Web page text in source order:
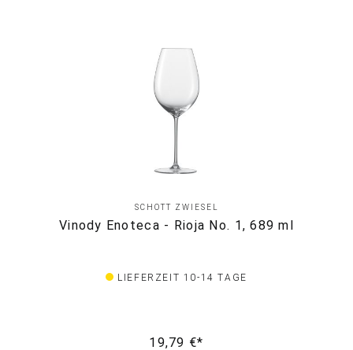
SCHOTT ZWIESEL
Vinody Enoteca - Rioja No. 1, 689 ml
LIEFERZEIT 10-14 TAGE
19,79 €*